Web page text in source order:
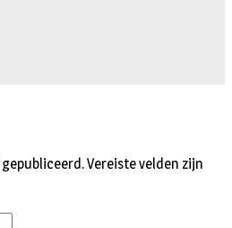
Vereiste velden zijn